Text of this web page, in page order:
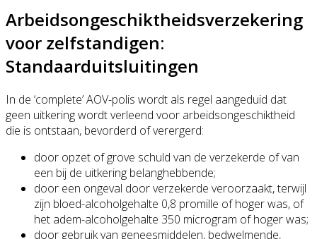
Arbeidsongeschiktheidsverzekering
voor zelfstandigen:
Standaarduitsluitingen
In de ‘complete’ AOV-polis wordt als regel aangeduid dat
geen uitkering wordt verleend voor arbeidsongeschiktheid
die is ontstaan, bevorderd of verergerd:
door opzet of grove schuld van de verzekerde of van
een bij de uitkering belanghebbende;
door een ongeval door verzekerde veroorzaakt, terwijl
zijn bloed-alcoholgehalte 0,8 promille of hoger was, of
het adem-alcoholgehalte 350 microgram of hoger was;
door gebruik van geneesmiddelen, bedwelmende,